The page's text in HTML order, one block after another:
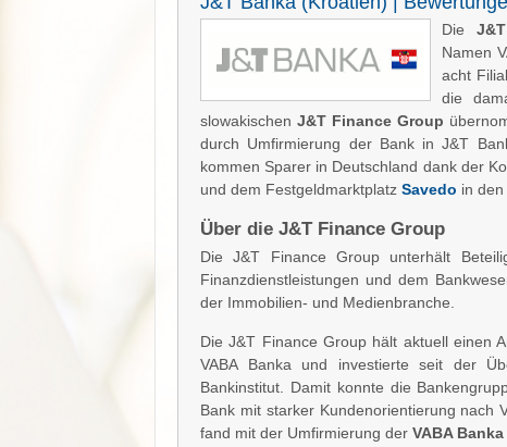
Die
Namen
acht
die
slowakischen J&T Finance Group
durch Umfirmierung der Bank in J&T
kommen Sparer in Deutschland dank der
und dem Festgeldmarktplatz Savedo in
Über die J&T Finance Group
Die J&T Finance Group unterhält
Finanzdienstleistungen und dem
der Immobilien- und Medienbranche.
Die J&T Finance Group hält aktuell einen
VABA Banka und investierte seit der
Bankinstitut. Damit konnte die
Bank mit starker Kundenorientierung nach
fand mit der Umfirmierung der VABA Banka